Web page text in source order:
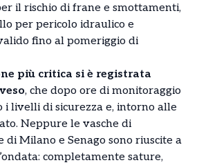
il rischio di frane e smottamenti,
per pericolo idraulico e
fino al pomeriggio di
più critica si è registrata
, che dopo ore di monitoraggio
i livelli di sicurezza e, intorno alle
Neppure le vasche di
di Milano e Senago sono riuscite a
completamente sature,